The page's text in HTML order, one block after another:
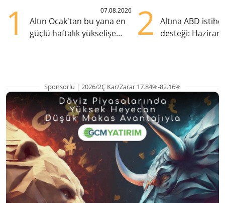
1 07.08.2026
Altın Ocak'tan bu yana en
güçlü haftalık yükselişe
2
Altına ABD
desteği:
Sponsorlu | 2026/2Ç Kar/Zarar 17.84%-82.16%